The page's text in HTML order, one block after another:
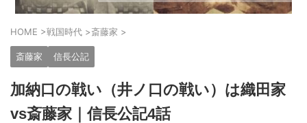
HOME >戦国時代 >斎藤家 >
斎藤家 信長公記
加納口の戦い（井ノ口の戦い）は織田家
vs斎藤家｜信長公記4話